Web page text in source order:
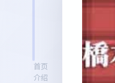
首页
介绍